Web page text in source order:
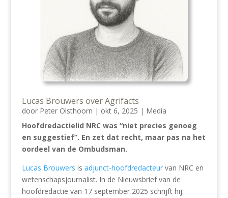
Lucas Brouwers over Agrifacts
door Peter Olsthoorn | okt 6, 2025 | Media
Hoofdredactielid NRC was “niet precies genoeg
en suggestief”. En zet dat recht, maar pas na het
oordeel van de Ombudsman.
Lucas Brouwers is adjunct-hoofdredacteurvan NRC en
wetenschapsjournalist. In de Nieuwsbrief van de
hoofdredactie van 17 september 2025 schrijft hij: